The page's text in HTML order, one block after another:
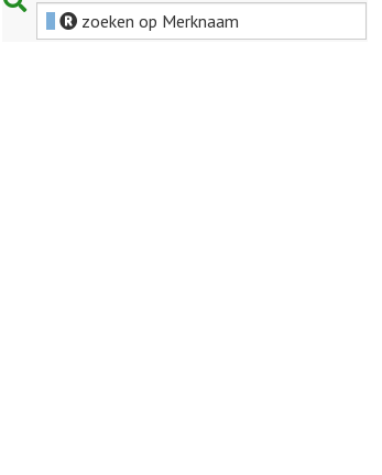
zoeken op Merknaam